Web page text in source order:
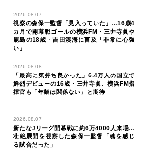
2026.08.07
視察の森保一監督「見入っていた」…16歳4
カ月で開幕戦ゴールの横浜FM・三井寺眞や
鹿島の18歳・吉田湊海に言及「非常に心強
い」
2026.08.08
「最高に気持ち良かった」6.4万人の国立で
鮮烈デビューの16歳・三井寺眞、横浜FM指
揮官も「年齢は関係ない」と期待
2026.08.07
新たなJリーグ開幕戦に約6万4000人来場…
壮絶展開を視察した森保一監督「魂を感じ
る試合だった」